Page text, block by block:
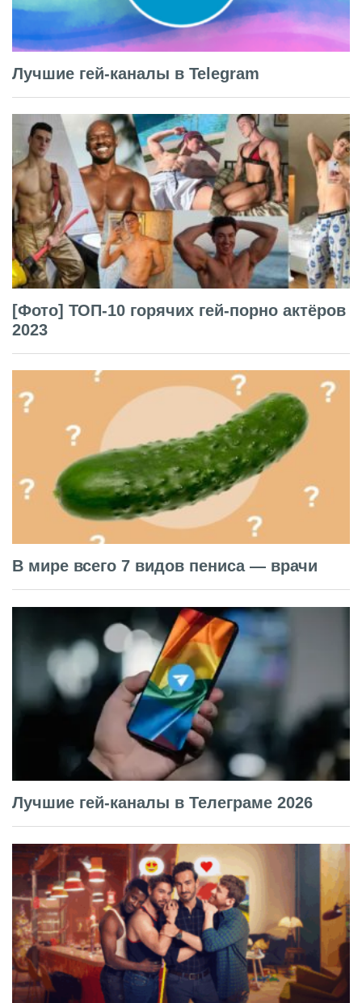
Лучшие гей-каналы в Telegram
[Фото] ТОП-10 горячих гей-порно актёров
2023
В мире всего 7 видов пениса — врачи
Лучшие гей-каналы в Телеграме 2026